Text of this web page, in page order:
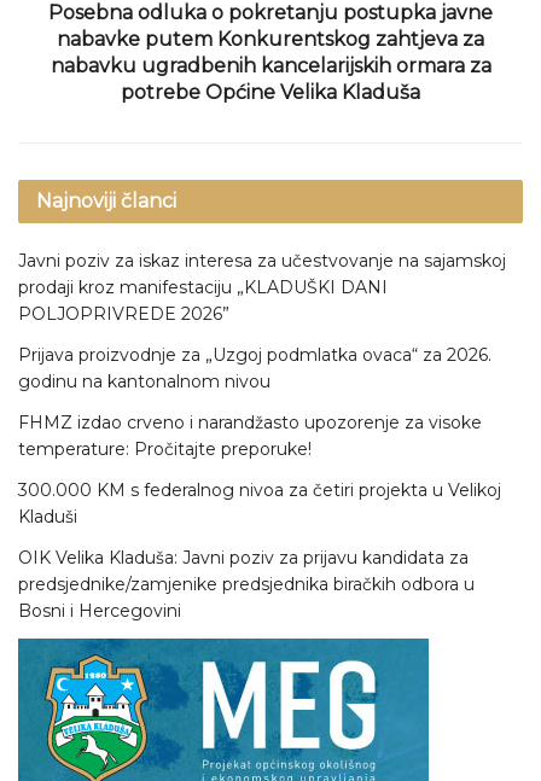
Posebna odluka o pokretanju postupka javne
nabavke putem Konkurentskog zahtjeva za
nabavku ugradbenih kancelarijskih ormara za
potrebe Općine Velika Kladuša
Najnoviji članci
Javni poziv za iskaz interesa za učestvovanje na sajamskoj
prodaji kroz manifestaciju „KLADUŠKI DANI
POLJOPRIVREDE 2026”
Prijava proizvodnje za „Uzgoj podmlatka ovaca“ za 2026.
godinu na kantonalnom nivou
FHMZ izdao crveno i narandžasto upozorenje za visoke
temperature: Pročitajte preporuke!
300.000 KM s federalnog nivoa za četiri projekta u Velikoj
Kladuši
OIK Velika Kladuša: Javni poziv za prijavu kandidata za
predsjednike/zamjenike predsjednika biračkih odbora u
Bosni i Hercegovini